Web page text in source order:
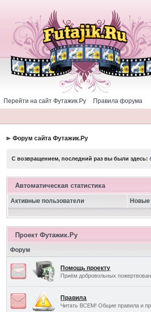
Перейти на сайт Футажик.Ру Правила форума
Форум сайта Футажик.Ру
С возвращением, последний раз вы были здесь:
Автоматическая статистика
Активные пользователи Новые
Проект Футажик.Ру
Форум
Помощь проекту
Приём добровольных
Правила
Читать ВСЕМ! Общие правила и